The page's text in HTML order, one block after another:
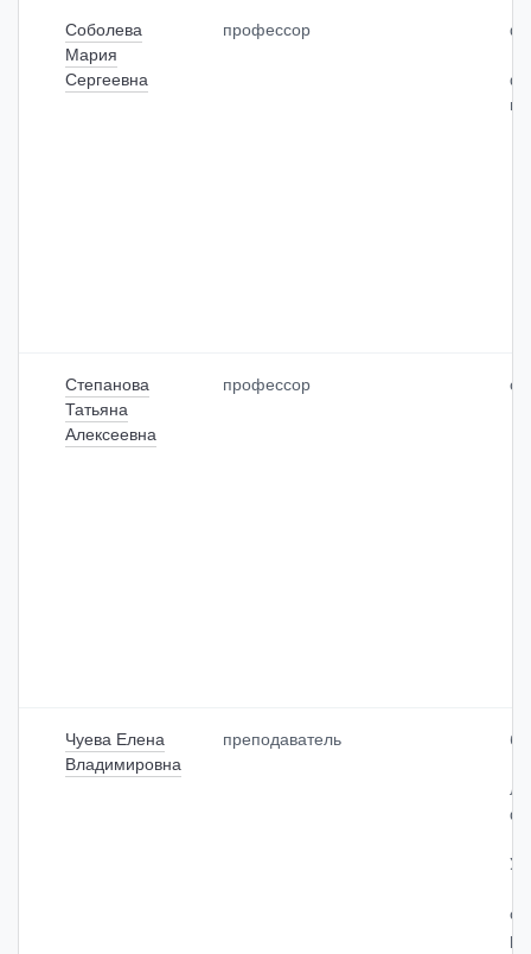
Соболева
Мария
Сергеевна
профессор
Степанова
Татьяна
Алексеевна
профессор
Чуева Елена
Владимировна
преподаватель